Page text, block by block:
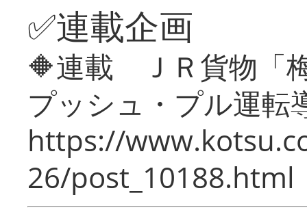
✅連載企画
🔶連載 ＪＲ貨物「
プッシュ・プル運転
https://
26/post_10188.html